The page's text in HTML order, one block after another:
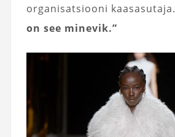
organisatsiooni kaasasutaja.
on see minevik.”